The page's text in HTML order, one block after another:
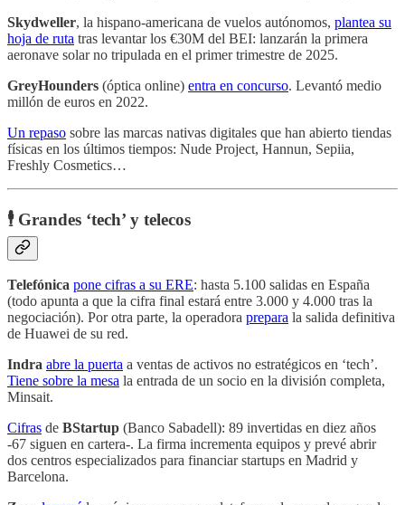
Skydweller, la hispano-americana de vuelos autónomos, plantea su
hoja de ruta tras levantar los €30M del BEI: lanzarán la primera
aeronave solar no tripulada en el primer trimestre de 2025.
GreyHounders (óptica online) entra en concurso. Levantó medio
millón de euros en 2022.
Un repaso sobre las marcas nativas digitales que han abierto tiendas
físicas en los últimos tiempos: Nude Project, Hannun, Sepiia,
Freshly Cosmetics…
🕴️ Grandes ‘tech’ y telecos
Telefónica pone cifras a su ERE: hasta 5.100 salidas en España
(todo apunta a que la cifra final estará entre 3.000 y 4.000 tras la
negociación). Por otra parte, la operadora prepara la salida definitiva
de Huawei de su red.
Indra abre la puerta a ventas de activos no estratégicos en ‘tech’.
Tiene sobre la mesa la entrada de un socio en la división completa,
Minsait.
Cifras de BStartup (Banco Sabadell): 89 invertidas en diez años
-67 siguen en cartera-. La firma incrementa equipos y prevé abrir
dos centros especializados para financiar startups en Madrid y
Barcelona.